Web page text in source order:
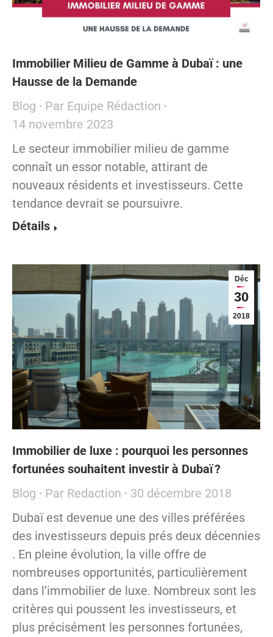
Immobilier Milieu de Gamme à Dubaï : une
Hausse de la Demande
Blog
Par Equipe Rédaction
14 novembre 2023
Le secteur immobilier milieu de gamme
connaît un essor notable, attirant de
nouveaux résidents et investisseurs. Cette
tendance devrait se poursuivre.
Détails
Déc
30
2018
Immobilier de luxe : pourquoi les personnes
fortunées souhaitent investir à Dubaï ?
Blog
Par Redaction
30 décembre 2018
Dubaï est devenue une des villes préférées
des investisseurs depuis prés deux décennies
. En pleine évolution, la ville offre de
nombreuses opportunités, particulièrement
dans l’immobilier de luxe. Nombreux sont les
critères qui poussent les investisseurs, et
plus précisément les personnes fortunées,